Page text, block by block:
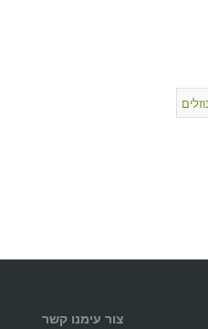
צור עימנו קשר